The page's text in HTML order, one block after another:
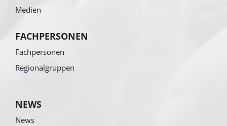
Medien
FACHPERSONEN
Fachpersonen
Regionalgruppen
NEWS
News